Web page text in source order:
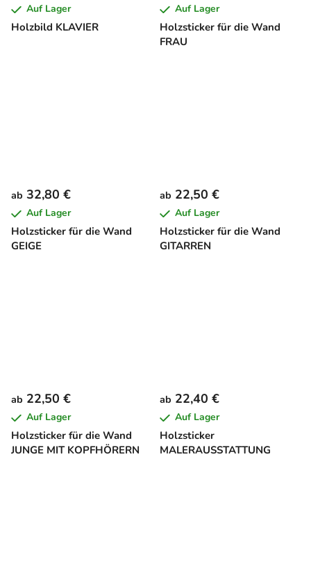
Holzbild KLAVIER
Auf Lager
Holzsticker für die Wand
FRAU
Auf Lager
Holzsticker für die Wand
GEIGE
ab 32,80 €
Auf Lager
Holzsticker für die Wand
GITARREN
ab 22,50 €
Auf Lager
Holzsticker für die Wand
JUNGE MIT KOPFHÖRERN
ab 22,50 €
Auf Lager
Holzsticker
MALERAUSSTATTUNG
ab 22,40 €
Auf Lager